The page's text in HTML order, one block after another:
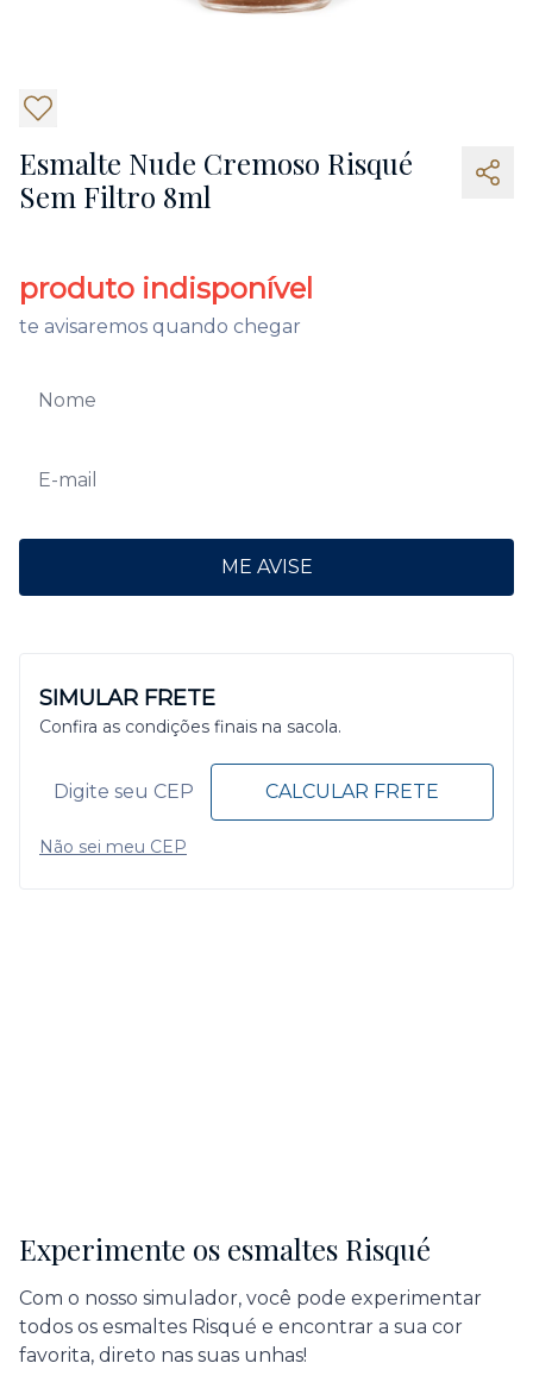
Esmalte Nude Cremoso Risqué
Sem Filtro 8ml
produto indisponível
te avisaremos quando chegar
ME AVISE
SIMULAR FRETE
Confira as condições finais na sacola.
CALCULAR FRETE
Não sei meu CEP
Experimente os esmaltes Risqué
Com o nosso simulador, você pode experimentar
todos os esmaltes Risqué e encontrar a sua cor
favorita, direto nas suas unhas!